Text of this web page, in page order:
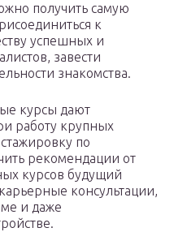
получить самую
к
успешных и
завести
знакомства.
курсы дают
работу крупных
по
рекомендации от
курсов будущий
консультации,
и даже